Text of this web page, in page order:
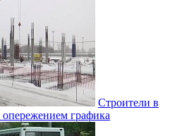
Строители в
графика